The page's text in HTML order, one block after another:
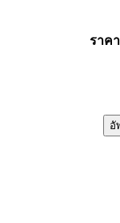
ราคา